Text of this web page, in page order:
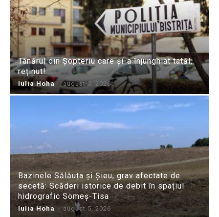
Tânărul din Șopteriu care și-a înjunghiat tatăl,
reținut!
Iulia Hoha - august 5, 2026
Bazinele Sălăuța și Șieu, grav afectate de
secetă: Scăderi istorice de debit în spațiul
hidrografic Someș-Tisa
Iulia Hoha - august 5, 2026